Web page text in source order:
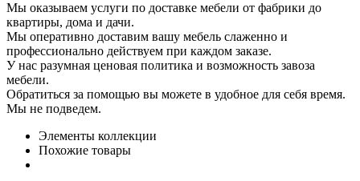
Мы оказываем услуги по доставке мебели от фабрики до
квартиры, дома и дачи.
Мы оперативно доставим вашу мебель слаженно и
профессионально действуем при каждом заказе.
У нас разумная ценовая политика и возможность завоза
мебели.
Обратиться за помощью вы можете в удобное для себя время.
Мы не подведем.
Элементы коллекции
Похожие товары